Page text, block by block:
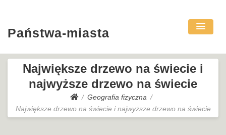
Państwa-miasta
Największe drzewo na świecie i
najwyższe drzewo na świecie
Geografia fizyczna
Największe drzewo na świecie i najwyższe drzewo na świecie